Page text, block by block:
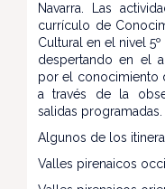
Navarra. Las
currículo de
Cultural en el nivel
despertando en el
por el conocimiento
a través de la
salidas programadas.
Algunos de los
Valles pirenaicos